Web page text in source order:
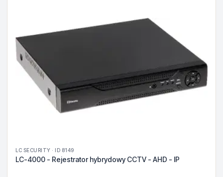
LC SECURITY · ID 8149
LC-4000 - Rejestrator hybrydowy CCTV - AHD - IP